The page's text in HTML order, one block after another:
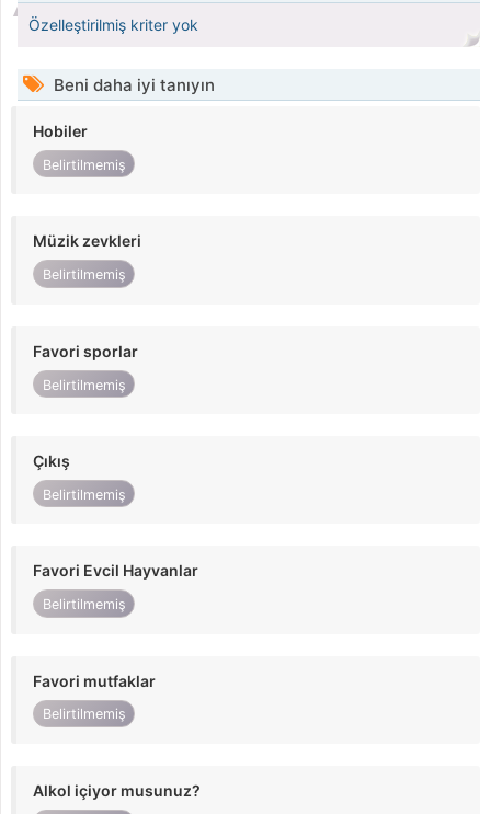
Özelleştirilmiş kriter yok
Beni daha iyi tanıyın
Hobiler
Belirtilmemiş
Müzik zevkleri
Belirtilmemiş
Favori sporlar
Belirtilmemiş
Çıkış
Belirtilmemiş
Favori Evcil Hayvanlar
Belirtilmemiş
Favori mutfaklar
Belirtilmemiş
Alkol içiyor musunuz?